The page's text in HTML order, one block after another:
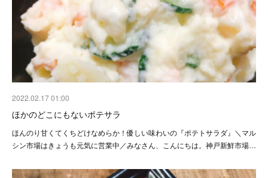
2022.02.17 01:00
ほかのどこにもないポテサラ
ほんのり甘くてくちどけなめらか！優しい味わいの『ポテトサラダ』＼マル
シン市場はきょうも元気に営業中／みなさん、こんにちは。神戸新鮮市場…